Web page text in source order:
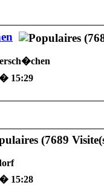
15:29
15:28